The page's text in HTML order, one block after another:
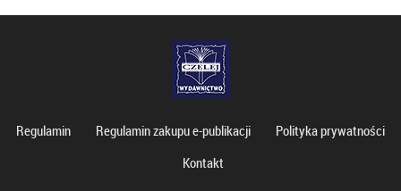
Regulamin Regulamin zakupu e-publikacji
Polityka prywatności
Kontakt